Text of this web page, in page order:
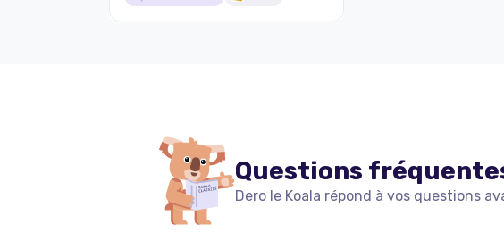
Questions
Dero le Koala répond à vos questions